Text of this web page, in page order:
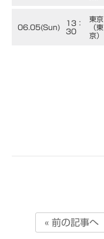
06.05(Sun)
13：
30
東京
（東
京）
« 前の記事へ